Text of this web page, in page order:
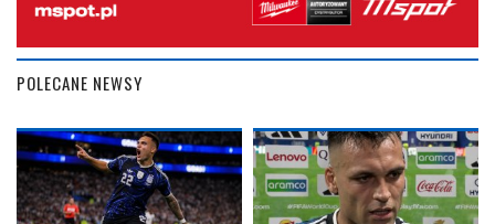
POLECANE NEWSY